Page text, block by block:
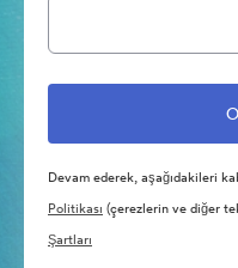
Devam ederek, aşağıdakileri
Politikası (çerezlerin ve diğer
Şartları